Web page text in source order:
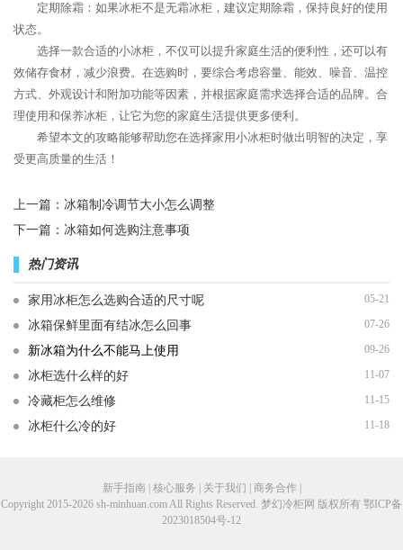
定期除霜：如果冰柜不是无霜冰柜，建议定期除霜，保持良好的使用
状态。
选择一款合适的小冰柜，不仅可以提升家庭生活的便利性，还可以有
效储存食材，减少浪费。在选购时，要综合考虑容量、能效、噪音、温控
方式、外观设计和附加功能等因素，并根据家庭需求选择合适的品牌。合
理使用和保养冰柜，让它为您的家庭生活提供更多便利。
希望本文的攻略能够帮助您在选择家用小冰柜时做出明智的决定，享
受更高质量的生活！
上一篇： 冰箱制冷调节大小怎么调整
下一篇： 冰箱如何选购注意事项
热门资讯
家用冰柜怎么选购合适的尺寸呢 05-21
冰箱保鲜里面有结冰怎么回事 07-26
新冰箱为什么不能马上使用 09-26
冰柜选什么样的好 11-07
冷藏柜怎么维修 11-15
冰柜什么冷的好 11-18
新手指南 | 核心服务 | 关于我们 | 商务合作 |
Copyright 2015-2026 sh-minhuan.com All Rights Reserved. 梦幻冷柜网 版权所有 鄂ICP备
2023018504号-12